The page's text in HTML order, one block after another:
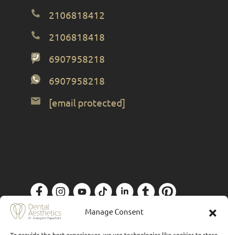
Manage Consent
2106818412
2106818418
6907958218
6907958218
[email protected]
Πολιτική Απορρήτου| Designed by Forthright